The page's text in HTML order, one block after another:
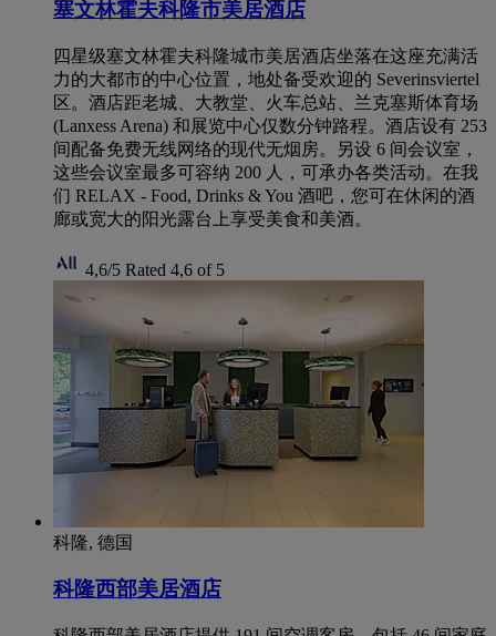
塞文林霍夫科隆市美居酒店
四星级塞文林霍夫科隆城市美居酒店坐落在这座充满活
力的大都市的中心位置，地处备受欢迎的 Severinsviertel
区。酒店距老城、大教堂、火车总站、兰克塞斯体育场
(Lanxess Arena) 和展览中心仅数分钟路程。酒店设有 253
间配备免费无线网络的现代无烟房。另设 6 间会议室，
这些会议室最多可容纳 200 人，可承办各类活动。在我
们 RELAX - Food, Drinks & You 酒吧，您可在休闲的酒
廊或宽大的阳光露台上享受美食和美酒。
4,6/5 Rated 4,6 of 5
科隆, 德国
科隆西部美居酒店